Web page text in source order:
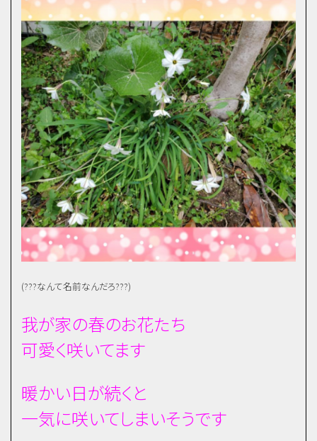
(???なんて名前なんだろ???)
我が家の春のお花たち
可愛く咲いてます
暖かい日が続くと
一気に咲いてしまいそうです